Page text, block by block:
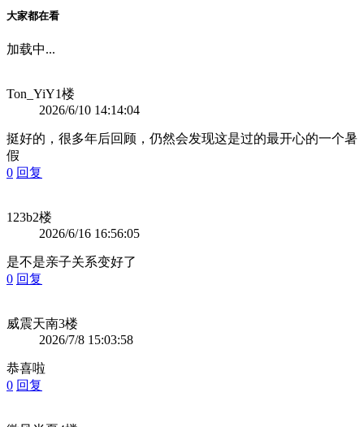
大家都在看
加载中...
Ton_YiY1楼
2026/6/10 14:14:04
挺好的，很多年后回顾，仍然会发现这是过的最开心的一个暑
假
0 回复
123b2楼
2026/6/16 16:56:05
是不是亲子关系变好了
0 回复
威震天南3楼
2026/7/8 15:03:58
恭喜啦
0 回复